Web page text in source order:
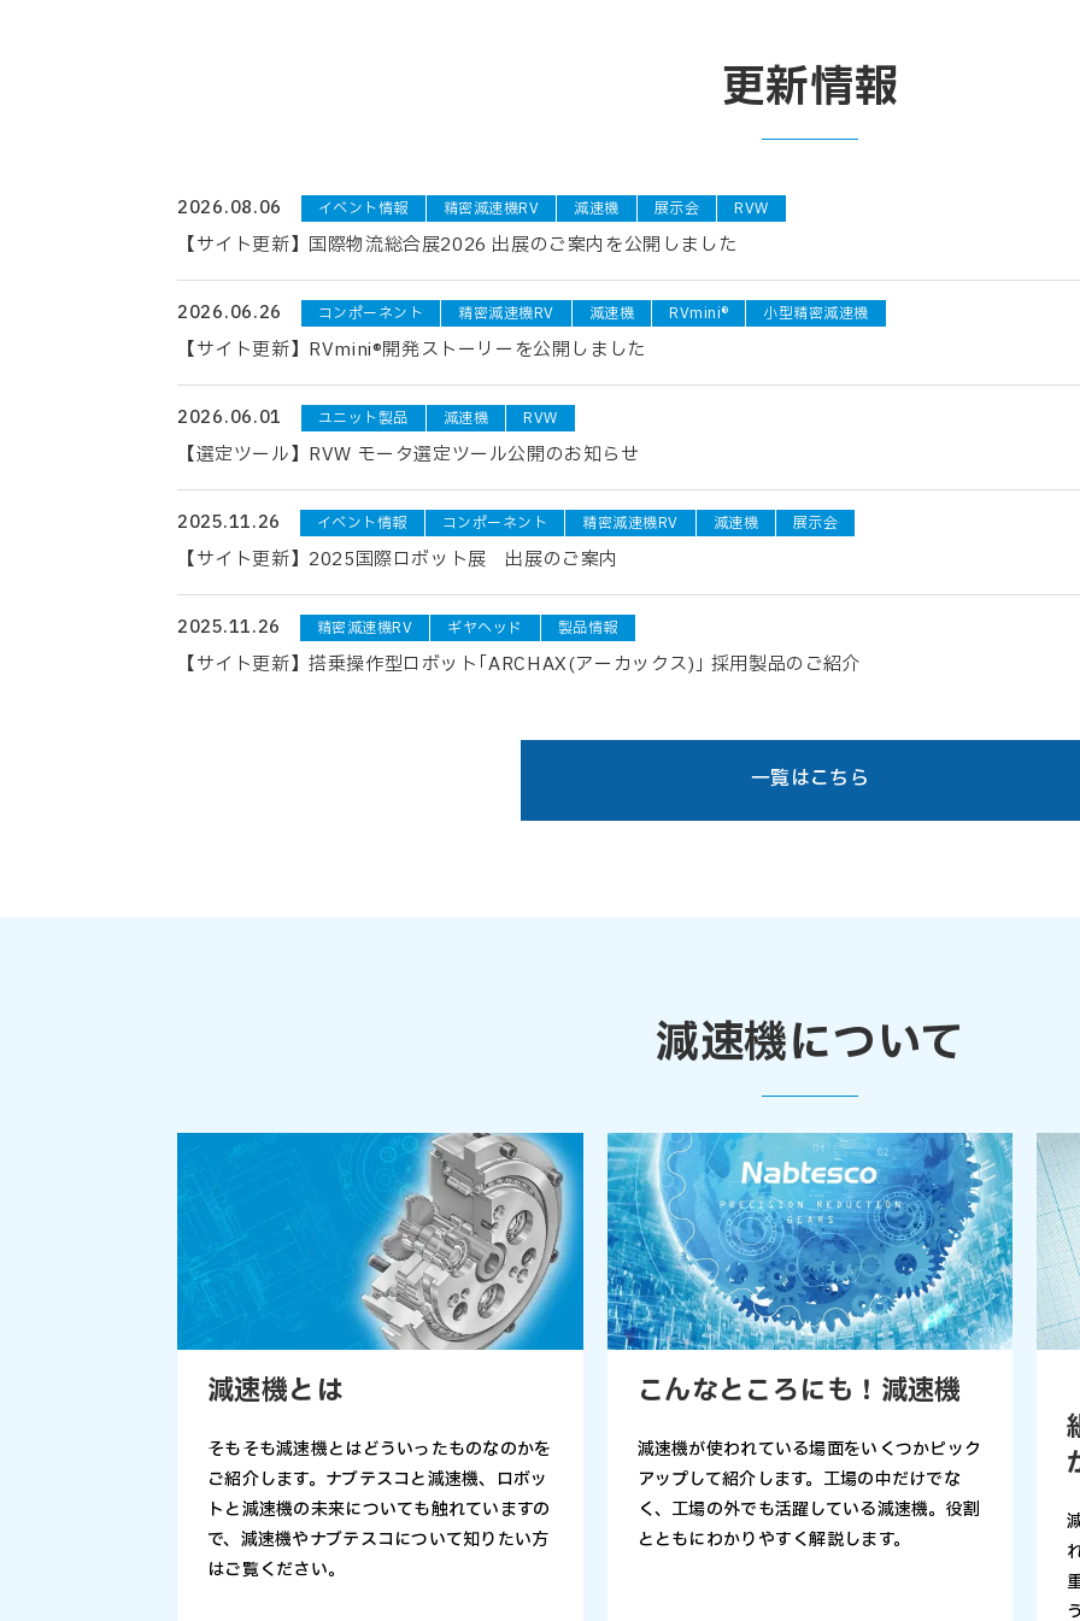
更新情報
2026.08.06 イベント情報 精密減速機RV 減速機 展示会 RVW
【サイト更新】国際物流総合展2026 出展のご案内を公開しました
2026.06.26 コンポーネント 精密減速機RV 減速機 RVmini® 小型精密減速機
【サイト更新】RVmini®開発ストーリーを公開しました
2026.06.01 ユニット製品 減速機 RVW
【選定ツール】RVW モータ選定ツール公開のお知らせ
2025.11.26 イベント情報 コンポーネント 精密減速機RV 減速機 展示会
【サイト更新】2025国際ロボット展 出展のご案内
2025.11.26 精密減速機RV ギヤヘッド 製品情報
【サイト更新】搭乗操作型ロボット｢ARCHAX(アーカックス)｣ 採用製品のご紹介
一覧はこちら
減速機について
減速機とは
そもそも減速機とはどういったものなのかを
ご紹介します。ナブテスコと減速機、ロボッ
トと減速機の未来についても触れていますの
で、減速機やナブテスコについて知りたい方
はご覧ください。
こんなところにも！減速機
減速機が使われている場面をいくつかピック
アップして紹介します。工場の中だけでな
く、工場の外でも活躍している減速機。役割
とともにわかりやすく解説します。